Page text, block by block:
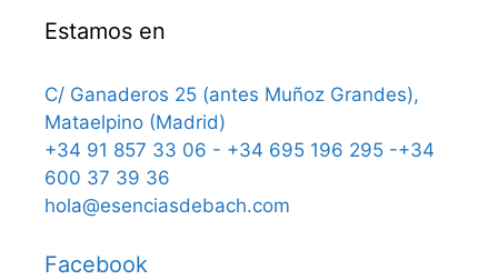
Estamos en
C/ Ganaderos 25 (antes Muñoz Grandes),
Mataelpino (Madrid)
+34 91 857 33 06 - +34 695 196 295 -+34
600 37 39 36
hola@esenciasdebach.com
Facebook